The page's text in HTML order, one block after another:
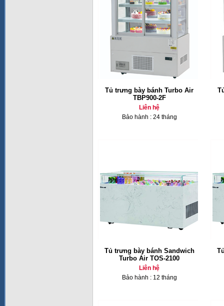
Tủ trưng bày bánh Turbo Air
TBP900-2F
Liên hệ
Bảo hành : 24 tháng
Tủ trưng bày bánh Sandwich
Turbo Air TOS-2100
Liên hệ
Bảo hành : 12 tháng